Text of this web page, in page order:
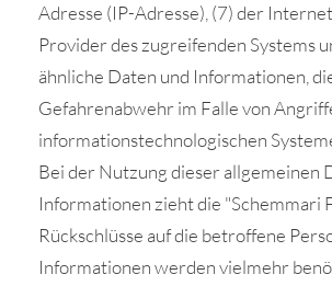
Adresse (IP-Adresse), (7) der
Provider des zugreifenden Systems
ähnliche Daten und Informationen,
Gefahrenabwehr im Falle von
informationstechnologischen
Bei der Nutzung dieser allgemeinen
Informationen zieht die "Schemmari
Rückschlüsse auf die betroffene
Informationen werden vielmehr